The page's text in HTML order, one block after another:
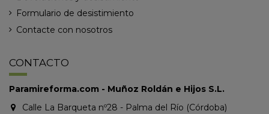
Formulario de desistimiento
Contacte con nosotros
CONTACTO
Paramireforma.com - Muñoz Roldán e Hijos S.L.
Calle La Barqueta nº28 - Palma del Río (Córdoba)